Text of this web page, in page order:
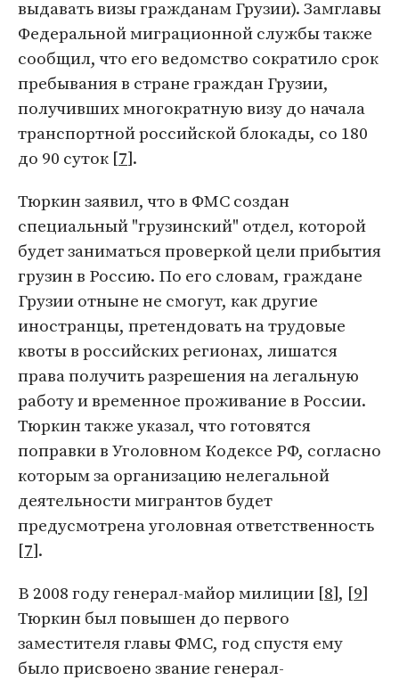
выдавать визы гражданам Грузии). Замглавы
Федеральной миграционной службы также
сообщил, что его ведомство сократило срок
пребывания в стране граждан Грузии,
получивших многократную визу до начала
транспортной российской блокады, со 180
до 90 суток [7].
Тюркин заявил, что в ФМС создан
специальный "грузинский" отдел, которой
будет заниматься проверкой цели прибытия
грузин в Россию. По его словам, граждане
Грузии отныне не смогут, как другие
иностранцы, претендовать на трудовые
квоты в российских регионах, лишатся
права получить разрешения на легальную
работу и временное проживание в России.
Тюркин также указал, что готовятся
поправки в Уголовном Кодексе РФ, согласно
которым за организацию нелегальной
деятельности мигрантов будет
предусмотрена уголовная ответственность
[7].
В 2008 году генерал-майор милиции [8], [9]
Тюркин был повышен до первого
заместителя главы ФМС, год спустя ему
было присвоено звание генерал-